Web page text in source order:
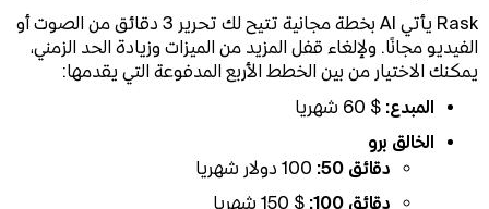
Rask يأتي AI بخطة مجانية تتيح لك تحرير 3 دقائق من الصوت أو
الفيديو مجانًا. ولإلغاء قفل المزيد من الميزات وزيادة الحد الزمني،
يمكنك الاختيار من بين الخطط الأربع المدفوعة التي يقدمها:
المبدع:$ 60 شهريا
الخالق برو
دقائق 50:
100 دولار شهريا
دقائق 100:
$ 150 شهريا